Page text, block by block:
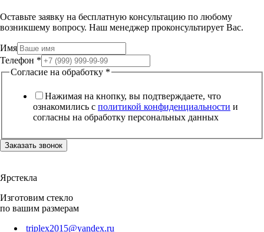
Оставьте заявку на бесплатную консультацию по любому
возникшему вопросу. Наш менеджер проконсультирует Вас.
Имя
Телефон *
Согласие на обработку *
Нажимая на кнопку, вы подтверждаете, что
ознакомились с политикой конфиденциальности и
согласны на обработку персональных данных
Заказать звонок
Ярстекла
Изготовим стекло
по вашим размерам
triplex2015@yandex.ru